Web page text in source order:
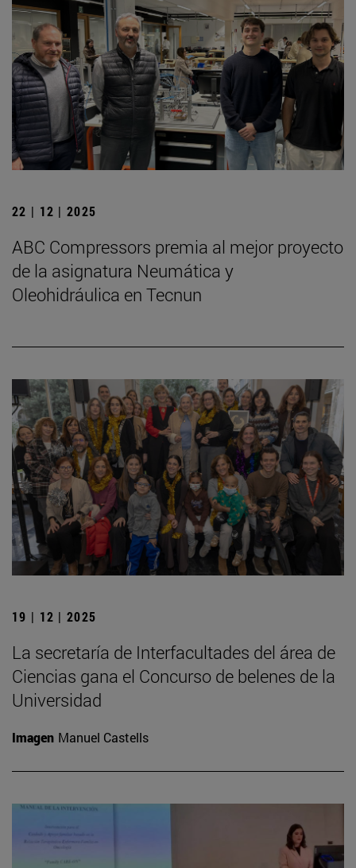
22 | 12 | 2025
ABC Compressors premia al mejor proyecto
de la asignatura Neumática y
Oleohidráulica en Tecnun
19 | 12 | 2025
La secretaría de Interfacultades del área de
Ciencias gana el Concurso de belenes de la
Universidad
Imagen Manuel Castells